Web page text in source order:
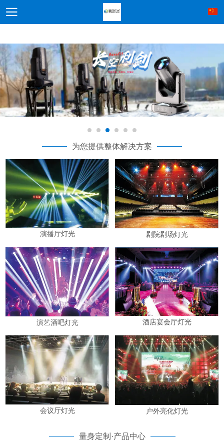
为您提供整体解决方案
演播厅灯光 剧院剧场灯光
演艺酒吧灯光 酒店宴会厅灯光
会议厅灯光 户外亮化灯光
量身定制·产品中心